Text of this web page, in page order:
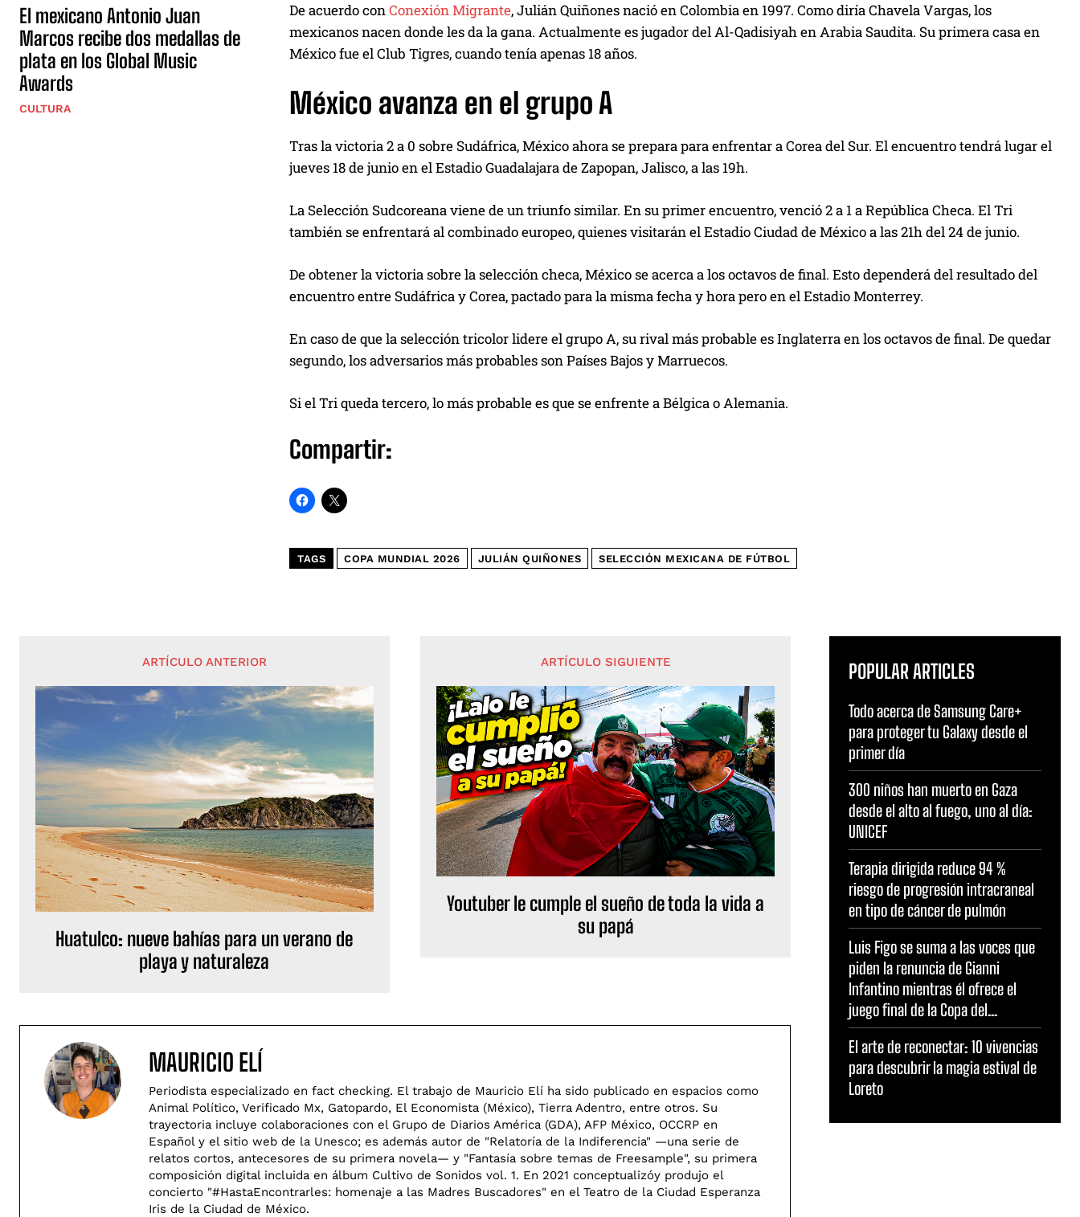
El mexicano Antonio Juan
Marcos recibe dos medallas de
plata en los Global Music
Awards
CULTURA
De acuerdo conConexión Migrante, Julián Quiñones nació en Colombia en 1997. Como diría Chavela Vargas, los
mexicanos nacen donde les da la gana. Actualmente es jugador del Al-Qadisiyah en Arabia Saudita. Su primera casa en
México fue el Club Tigres, cuando tenía apenas 18 años.
México avanza en el grupo A
Tras la victoria 2 a 0 sobre Sudáfrica, México ahora se prepara para enfrentar a Corea del Sur. El encuentro tendrá lugar el
jueves 18 de junio en el Estadio Guadalajara de Zapopan, Jalisco, a las 19h.
La Selección Sudcoreana viene de un triunfo similar. En su primer encuentro, venció 2 a 1 a República Checa. El Tri
también se enfrentará al combinado europeo, quienes visitarán el Estadio Ciudad de México a las 21h del 24 de junio.
De obtener la victoria sobre la selección checa, México se acerca a los octavos de final. Esto dependerá del resultado del
encuentro entre Sudáfrica y Corea, pactado para la misma fecha y hora pero en el Estadio Monterrey.
En caso de que la selección tricolor lidere el grupo A, su rival más probable es Inglaterra en los octavos de final. De quedar
segundo, los adversarios más probables son Países Bajos y Marruecos.
Si el Tri queda tercero, lo más probable es que se enfrente a Bélgica o Alemania.
Compartir:
TAGS COPA MUNDIAL 2026 JULIÁN QUIÑONES SELECCIÓN MEXICANA DE FÚTBOL
ARTÍCULO ANTERIOR
Huatulco: nueve bahías para un verano de
playa y naturaleza
ARTÍCULO SIGUIENTE
Youtuber le cumple el sueño de toda la vida a
su papá
MAURICIO ELÍ
Periodista especializado en fact checking. El trabajo de Mauricio Elí ha sido publicado en espacios como
Animal Político, Verificado Mx, Gatopardo, El Economista (México), Tierra Adentro, entre otros. Su
trayectoria incluye colaboraciones con el Grupo de Diarios América (GDA), AFP México, OCCRP en
Español y el sitio web de la Unesco; es además autor de "Relatoría de la Indiferencia" —una serie de
relatos cortos, antecesores de su primera novela— y "Fantasía sobre temas de Freesample", su primera
composición digital incluida en álbum Cultivo de Sonidos vol. 1. En 2021 conceptualizóy produjo el
concierto "#HastaEncontrarles: homenaje a las Madres Buscadores" en el Teatro de la Ciudad Esperanza
Iris de la Ciudad de México.
POPULAR ARTICLES
Todo acerca de Samsung Care+
para proteger tu Galaxy desde el
primer día
300 niños han muerto en Gaza
desde el alto al fuego, uno al día:
UNICEF
Terapia dirigida reduce 94 %
riesgo de progresión intracraneal
en tipo de cáncer de pulmón
Luis Figo se suma a las voces que
piden la renuncia de Gianni
Infantino mientras él ofrece el
juego final de la Copa del...
El arte de reconectar: 10 vivencias
para descubrir la magia estival de
Loreto